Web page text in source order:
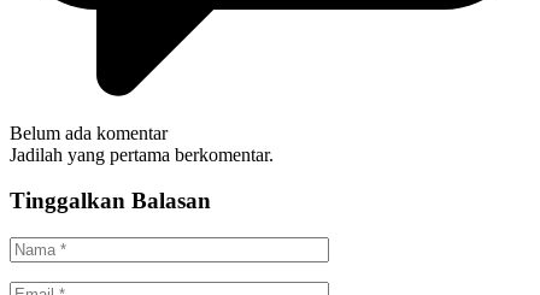
Belum ada komentar
Jadilah yang pertama berkomentar.
Tinggalkan Balasan